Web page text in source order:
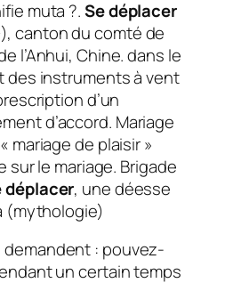
muta ?.Se déplacer
canton du comté de
l’Anhui, Chine. dans le
des instruments à vent
d’un
d’accord. Mariage
mariage de plaisir »
sur le mariage. Brigade
déplacer, une déesse
(mythologie)
demandent : pouvez-
un certain temps